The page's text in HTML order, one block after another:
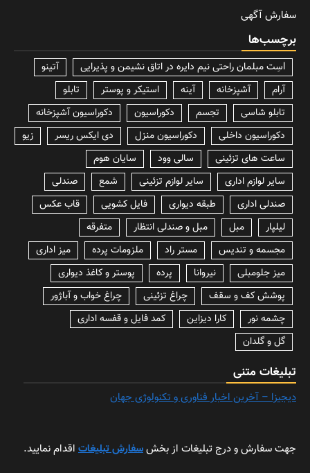
سفارش آگهی
برچسب‌ها
lسِت مبلمان راحتی نیم دایره در اتاق نشیمن و پذیرایی
آتینو
آرام
آشپزخانه آینه استیکر و پوستر
تابلو
تابلو شاسی
تجسم دکوراسیون
دکوراسیون آشپزخانه
دکوراسیون داخلی
دکوراسیون منزل دی ایکس ریسر
زیو
ساعت های تزئینی
سالی وود
سایان هوم
سایر لوازم اداری
سایر لوازم تزئینی شمع
صندلی
صندلی اداری
طبقه دیواری فایل کشویی
قاب عکس
لیلپار
مبل مبل و صندلی انتظار
متفرقه
مجسمه و تندیس
مستر راد ملزومات پرده
میز اداری
میز جلومبلی
نیروانا پرده
پوستر و کاغذ دیواری
پوشش کف و سقف
چراغ تزئینی
چراغ خواب و آباژور
چشمه نور
کارا دیزاین
کمد فایل و قفسه اداری
گل و گلدان
تبلیغات متنی
دیجیزا – آخرین اخبار فناوری و تکنولوژی جهان
جهت سفارش و درج تبلیغات از بخشسفارش تبلیغات اقدام نمایید.